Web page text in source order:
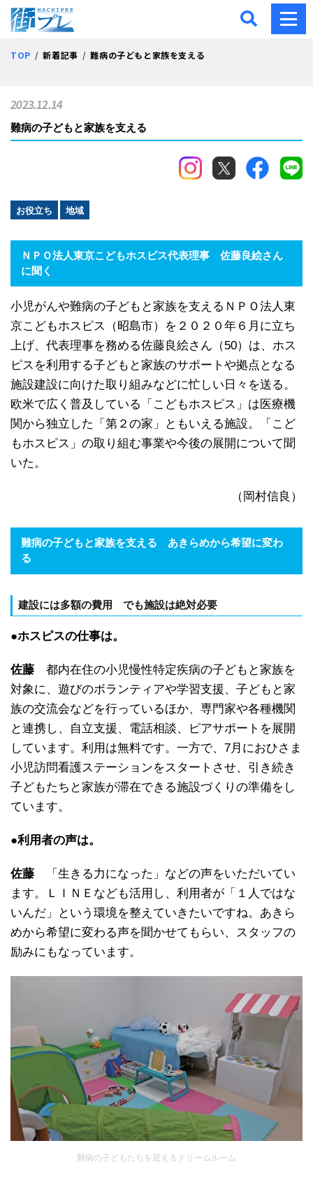
街プレ -東京・西多摩の
TOP 新着記事 難病の子どもと家族を支える
難病の子どもと家族を支える
お役立ち 地域
2023.12.14
ＮＰＯ法人東京こどもホスピス代表理事 佐藤良絵さん
に聞く
小児がんや難病の子どもと家族を支えるＮＰＯ法人東
京こどもホスピス（昭島市）を２０２０年６月に立ち
上げ、代表理事を務める佐藤良絵さん（50）は、ホス
ピスを利用する子どもと家族のサポートや拠点となる
施設建設に向けた取り組みなどに忙しい日々を送る。
欧米で広く普及している「こどもホスピス」は医療機
関から独立した「第２の家」ともいえる施設。「こど
もホスピス」の取り組む事業や今後の展開について聞
いた。
（岡村信良）
難病の子どもと家族を支える あきらめから希望に変わ
る
建設には多額の費用 でも施設は絶対必要
●ホスピスの仕事は。
佐藤 都内在住の小児慢性特定疾病の子どもと家族を
対象に、遊びのボランティアや学習支援、子どもと家
族の交流会などを行っているほか、専門家や各種機関
と連携し、自立支援、電話相談、ピアサポートを展開
しています。利用は無料です。一方で、7月におひさま
小児訪問看護ステーションをスタートさせ、引き続き
子どもたちと家族が滞在できる施設づくりの準備をし
ています。
●利用者の声は。
佐藤 「生きる力になった」などの声をいただいてい
ます。ＬＩＮＥなども活用し、利用者が「１人ではな
いんだ」という環境を整えていきたいですね。あきら
めから希望に変わる声を聞かせてもらい、スタッフの
励みにもなっています。
難病の子どもたちを迎えるドリームルーム